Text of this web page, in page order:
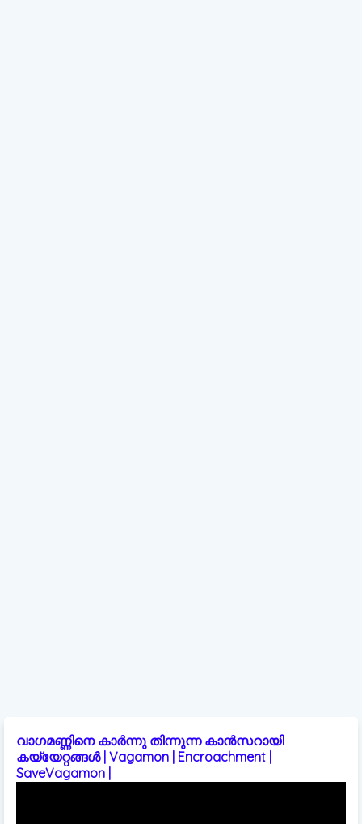
വാഗമണ്ണിനെ കാർന്നു തിന്നുന്ന കാൻസറായി
കയ്യേറ്റങ്ങൾ | Vagamon | Encroachment |
SaveVagamon |